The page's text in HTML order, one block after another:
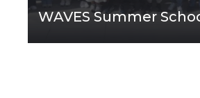
WAVES Summer